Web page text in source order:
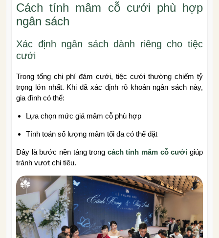
Cách tính mâm cỗ cưới phù hợp
ngân sách
Xác định ngân sách dành riêng cho tiệc
cưới
Trong tổng chi phí đám cưới, tiệc cưới thường chiếm tỷ
trọng lớn nhất. Khi đã xác định rõ khoản ngân sách này,
gia đình có thể:
Lựa chọn mức giá mâm cỗ phù hợp
Tính toán số lượng mâm tối đa có thể đặt
Đây là bước nền tảng trong cách tính mâm cỗ cưới giúp
tránh vượt chi tiêu.